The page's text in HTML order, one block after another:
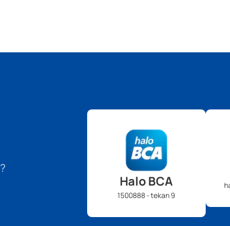
Halo BCA
1500888 - tekan 9